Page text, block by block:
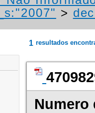
>
1 resultados
Numero